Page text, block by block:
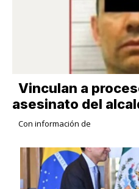
Vinculan a
asesinato del
Con información de